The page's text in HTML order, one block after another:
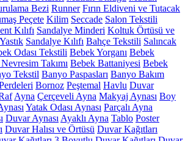
Bezi Runner Fırın Eldiveni ve Tutacak
Peçete Kilim Seccade Salon Tekstili
Kılıfı Sandalye Minderi Koltuk Örtüsü ve
Sandalye Kılıfı Bahçe Tekstili Salıncak
Odası Tekstili Bebek Yorganı Bebek
Takımı Bebek Battaniyesi Bebek
Tekstil Banyo Paspasları Banyo Bakım
Bornoz Peştemal Havlu Duvar
Ayna Çerçeveli Ayna Makyaj Aynası Boy
Yatak Odası Aynası Parçalı Ayna
Duvar Aynası Ayaklı Ayna Tablo Poster
Duvar Halısı ve Örtüsü Duvar Kağıtları